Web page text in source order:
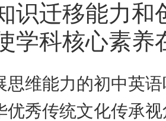
识迁移能力
学科核心素养
思维能力的初中英
优秀传统文化传承